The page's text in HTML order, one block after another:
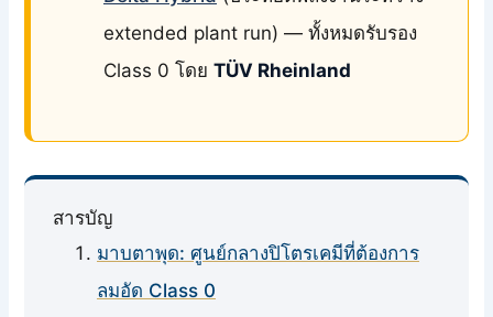
extended plant run) — ทั้งหมดรับรอง
Class 0 โดย TÜV Rheinland
สารบัญ
มาบตาพุด: ศูนย์กลางปิโตรเคมีที่ต้องการ
ลมอัด Class 0